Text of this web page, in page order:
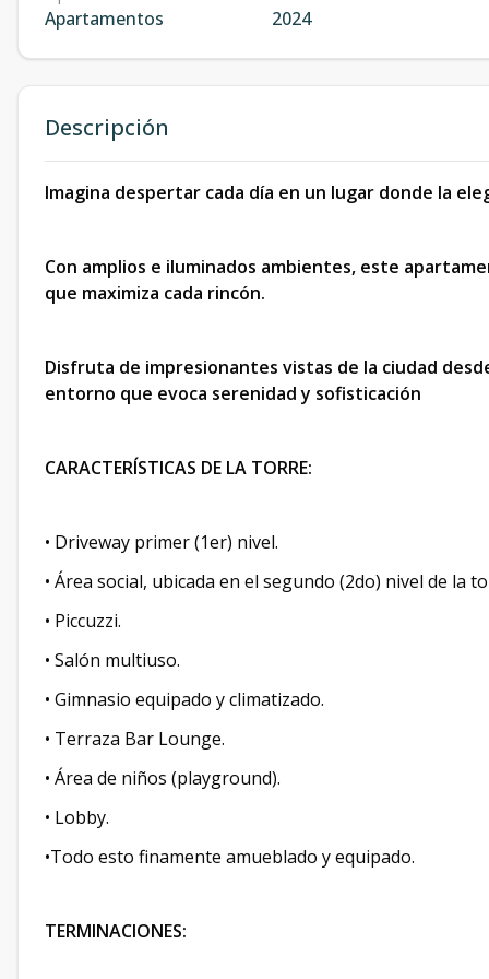
Apartamentos 2024
Descripción
Imagina despertar cada día en un lugar donde la
Con amplios e iluminados ambientes, este
que maximiza cada rincón.
Disfruta de impresionantes vistas de la ciudad
entorno que evoca serenidad y sofisticación
CARACTERÍSTICAS DE LA TORRE:
• Driveway primer (1er) nivel.
• Área social, ubicada en el segundo (2do) nivel de la
• Piccuzzi.
• Salón multiuso.
• Gimnasio equipado y climatizado.
• Terraza Bar Lounge.
• Área de niños (playground).
• Lobby.
•Todo esto finamente amueblado y equipado.
TERMINACIONES: